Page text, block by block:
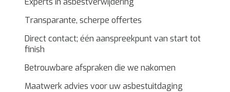
Transparante, scherpe offertes
Direct contact; één aanspreekpunt van start tot
finish
Betrouwbare afspraken die we nakomen
Maatwerk advies voor uw asbestuitdaging